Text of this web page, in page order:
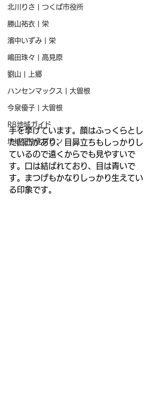
北川りさ | つくば市役所
勝山祐衣 | 栄
濱中いずみ | 栄
嶋田珠々 | 高見原
劉山 | 上郷
ハンセンマックス | 大曽根
今泉優子 | 大曽根
R8地域ガイド
地域活性化プラン
手を挙げています。顔はふっくらとし
た凹凸があり、目鼻立ちもしっかりし
ているので遠くからでも見やすいで
す。口は結ばれており、目は青いで
す。まつげもかなりしっかり生えてい
る印象です。